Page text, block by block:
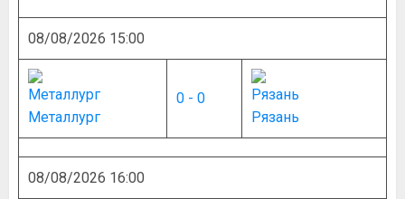
08/08/2026 15:00
Металлург
0 - 0
Рязань
08/08/2026 16:00